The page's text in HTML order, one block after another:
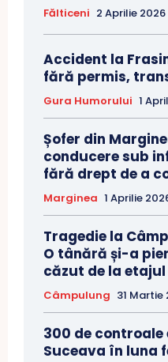
Fălticeni 2 Aprilie 2026
Accident la
fără permis,
Gura Humorului 1
Șofer din
conducere sub
fără drept de a
Marginea 1 Aprilie
Tragedie la
O tânără și-a
căzut de la
Câmpulung 31 Martie
300 de controale
Suceava în luna